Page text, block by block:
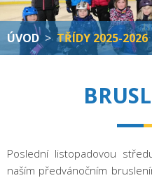
ÚVOD > TŘÍDY 2025-2026
Poslední listopadovou
naším předvánočním